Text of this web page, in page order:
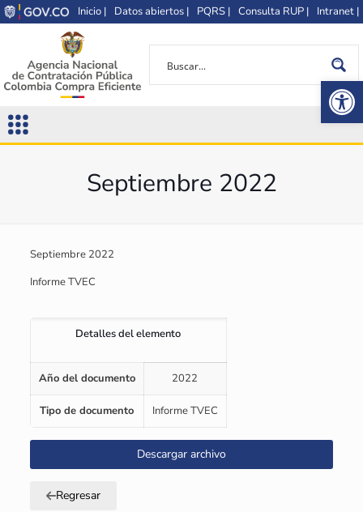
Inicio | Datos abiertos | PQRS | Consulta RUP | Intranet |
Septiembre 2022
Septiembre 2022
Informe TVEC
Detalles del elemento
Año del documento 2022
Tipo de documento Informe TVEC
Descargar archivo
Regresar